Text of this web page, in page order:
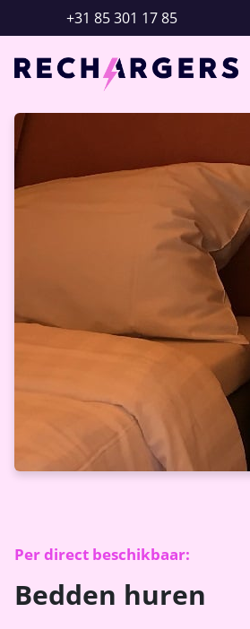
+31 85 301 17 85
Per direct beschikbaar:
Bedden huren